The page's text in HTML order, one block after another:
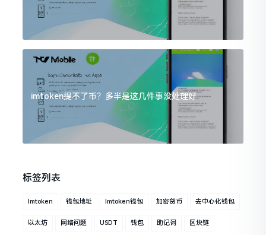
imtoken提不了币？多半是这几件事没处理好
标签列表
Imtoken 钱包地址 Imtoken钱包 加密货币 去中心化钱包
以太坊 网络问题 USDT 钱包 助记词 区块链